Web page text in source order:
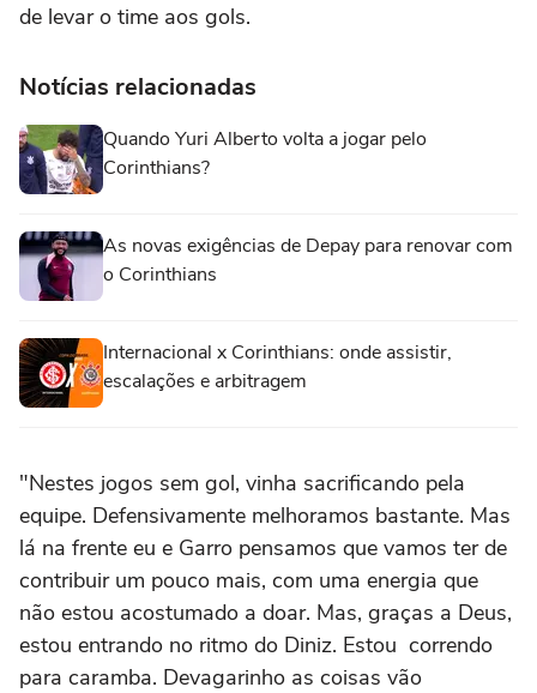
de levar o time aos gols.
Notícias relacionadas
Quando Yuri Alberto volta a jogar pelo
Corinthians?
As novas exigências de Depay para renovar com
o Corinthians
Internacional x Corinthians: onde assistir,
escalações e arbitragem
"Nestes jogos sem gol, vinha sacrificando pela
equipe. Defensivamente melhoramos bastante. Mas
lá na frente eu e Garro pensamos que vamos ter de
contribuir um pouco mais, com uma energia que
não estou acostumado a doar. Mas, graças a Deus,
estou entrando no ritmo do Diniz. Estou correndo
para caramba. Devagarinho as coisas vão